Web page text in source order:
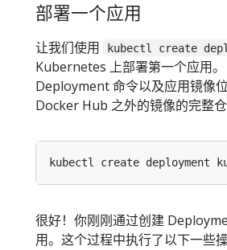
部署一个应用
让我们使用 kubectl create
Kubernetes 上部署第一个应用
Deployment 命令以及应用镜像
Docker Hub 之外的镜像的完整仓
kubectl create deployment
很好！你刚刚通过创建
用。这个过程中执行了以下一些操